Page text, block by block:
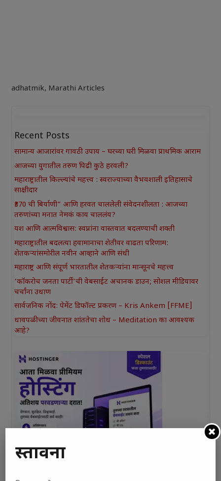
adhatmik, Marathi Articles
Recent Posts
सामान्य आजारांवर गावठी उपाय – घरच्या घरी मिळवा प्राथमिक आराम
आजच्या युगातील तरुण पिढी कुठे हरवली?
महाराष्ट्रातील किल्ल्यांचे महत्त्व : स्वराज्याच्या वैभवशाली इतिहासाचे
साक्षीदार
₹370 ची बिर्याणी” आणि हरवत चाललेली संवेदनशीलता : आजच्या
तरुणांच्या मनात नेमकं काय चाललंय?
यश आणि आत्मविश्वास: स्वप्नांना वास्तवात बदलण्याची शक्ती
महाराष्ट्रातील बदलत्या हवामानाचा शेतीवर वाढता परिणाम:
शेतकऱ्यांसमोरील नवीन आव्हाने आणि संधी
महाराष्ट्र आणि संपूर्ण भारतातील शेतकऱ्यांना मान्सूनचे महत्त्व
‘कॉकरोच जनता पार्टी’ची वेबसाईट अचानक डाउन; सोशल मीडियावर
चर्चांना उधाण
सार्वजनिक नोंद: पेमेंट डिफॉल्ट प्रकरण – Kris Ankem [FFME]
धावपळीच्या जीवनात शांततेचा शोध – Meditation का आवश्यक
आहे?
प्रस्तावना